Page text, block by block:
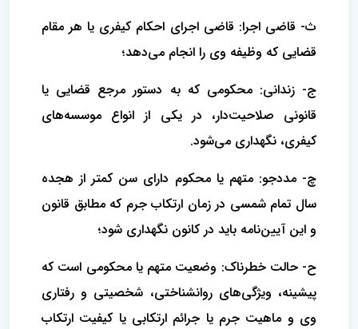
ث- قاضی اجرا: قاضی اجرای احکام کیفری یا هر مقام
قضایی که وظیفه وی را انجام می‌دهد؛
ج- زندانی: محکومی که به دستور مرجع قضایی یا
قانونی صلاحیت‌دار، در یکی از انواع موسسه‌های
کیفری، نگهداری می‌شود.
چ- مددجو: متهم یا محکوم دارای سن کمتر از هجده
سال تمام شمسی در زمان ارتکاب جرم که مطابق قانون
و این آیین‌نامه باید در کانون نگهداری شود؛
ح- حالت خطرناک: وضعیت متهم یا محکومی است که
پیشینه، ویژگی‌های روانشناختی، شخصیتی و رفتاری
وی و ماهیت جرم یا جرائم ارتکابی یا کیفیت ارتکاب